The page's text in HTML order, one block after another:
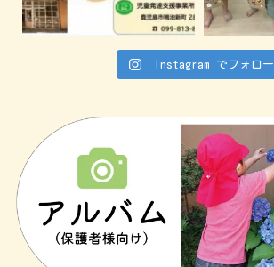
Instagram でフォロー